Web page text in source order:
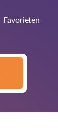
Favorieten